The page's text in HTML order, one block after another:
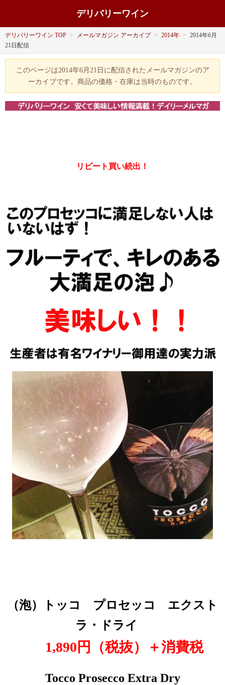
デリバリーワイン
デリバリーワイン TOP > メールマガジン アーカイブ > 2014年 > 2014年6月
21日配信
このページは2014年6月21日に配信されたメールマガジンのア
ーカイブです。商品の価格・在庫は当時のものです。
リピート買い続出！
（泡）トッコ プロセッコ エクスト
ラ・ドライ
1,890円（税抜）＋消費税
Tocco Prosecco Extra Dry